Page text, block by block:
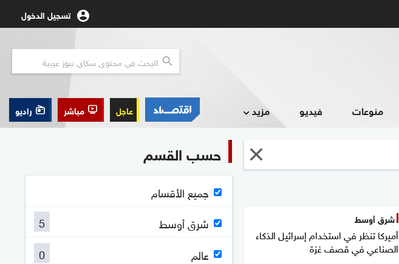
تسجيل الدخول
منوعات فيديو مزيد عاجل مباشر راديو
شرق أوسط
أميركا تنظر في استخدام إسرائيل الذكاء
الصناعي في قصف غزة
حسب القسم
جميع الأقسام
شرق أوسط
5
عالم
0